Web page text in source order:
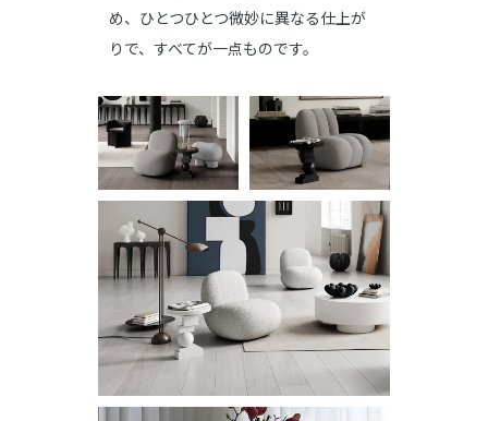
め、ひとつひとつ微妙に異なる仕上が
りで、すべてが一点ものです。